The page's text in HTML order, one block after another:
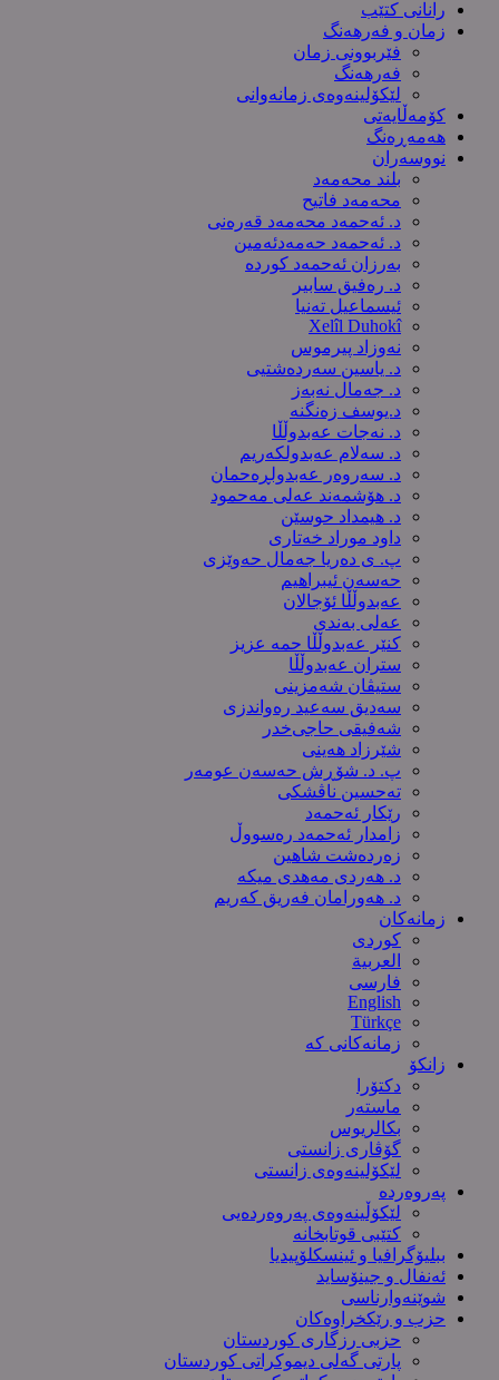
رانانی کتێب
زمان و فەرهەنگ
فێربوونی زمان
فەرهەنگ
لێکۆلینەوەی زمانەوانی
کۆمەڵایەتی
هەمەڕەنگ
نووسەران
بلند محەمەد
محەمەد فاتیح
د. ئەحمەد محەمەد قەرەنی
د. ئەحمەد حەمەدئەمین
بەرزان ئەحمەد کورده
د. رەفیق سابیر
ئیسماعیل تەنیا
Xelîl Duhokî
نەوزاد پیرموس
د. یاسین سەردەشتیی
د. جەمال نەبەز
د.یوسف زه‌نگنه‌
د. نەجات عەبدوڵڵا
د. سەلام عەبدولكەریم
د. سەروەر عەبدولڕەحمان
د. هۆشمەند عەلی مەحمود
د. هیمداد حوسێن
داود موراد خەتاری
پ. ی دەریا جەمال حەوێزی
حەسەن ئیبراهیم
عەبدوڵڵا ئۆجالان
عەلی بەندی
کنێر عەبدوڵڵا حمە عزیز
ستران عەبدوڵڵا
ستیڤان شەمزینی
سەدیق سەعید رەواندزی
شه‌فیقی حاجی‌خدر
شێرزاد هەینی
پ. د. شۆڕش حەسەن عومەر
تەحسین ناڤشکی
رێکار ئەحمەد
زامدار ئەحمەد رەسووڵ
زه‌رده‌شت شاهین
د. هەردی مەهدی میکە
د. هەورامان فەریق كەریم
زمانەکان
کوردی
العربیة
فارسی
English
Türkçe
زمانەکانی کە
زانکۆ
دکتۆرا
ماستەر
بکالریوس
گۆڤاری زانستی
لێکۆلینەوەی زانستی
پەروەردە
لێکۆڵینەوەی پەروەردەیی
کتێبی قوتابخانە
ببلیۆگرافیا و ئینسکلۆپیدیا
ئەنفال و جینۆساید
شوێنەوارناسی
حزب و رێکخراوەکان
حزبی رزگاری کوردستان
پارتی گەلی دیموکراتی کوردستان